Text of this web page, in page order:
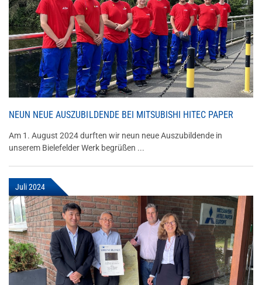
NEUN NEUE AUSZUBILDENDE BEI MITSUBISHI HITEC PAPER
Am 1. August 2024 durften wir neun neue Auszubildende in
unserem Bielefelder Werk begrüßen ...
Juli 2024